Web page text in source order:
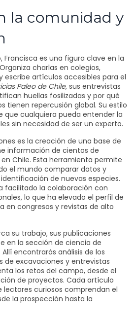
la comunidad y
Francisca es una figura clave en la
charlas en colegios,
escribe artículos accesibles para el
Paleo de Chile, sus entrevistas
huellas fosilizadas y por qué
tienen repercusión global. Su estilo
que cualquiera pueda entender la
sin necesidad de ser un experto.
es la creación de una base de
información de cientos de
Chile. Esta herramienta permite
el mundo comparar datos y
de nuevas especies.
facilitado la colaboración con
lo que ha elevado el perfil de
en congresos y revistas de alto
su trabajo, sus publicaciones
en la sección de ciencia de
Allí encontrarás análisis de los
de excavaciones y entrevistas
los retos del campo, desde el
de proyectos. Cada artículo
lectores curiosos comprendan el
la prospección hasta la